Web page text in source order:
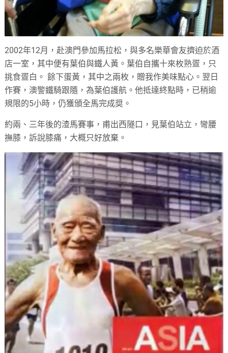
2002年12月，赴澳門參加馬拉松，與多名樂華會友擠迫於酒
店一室，其中便有葉伯與鐵人黃。葉伯自攜十來枚熟疍，只
挑食疍白。 餘下蛋黃，其中之兩枚，贈我作美味點心。翌日
作賽，澳警鐵騎跟隨，為葉伯護航。他抵達終點時，已稍逾
規限的5小時，仍獲頒全馬完成奨。
約兩、三年後的渣馬賽事，甫出西隧口，見葉伯站立，彎腰
撫膝，訴說膝痛，大概只好放棄。